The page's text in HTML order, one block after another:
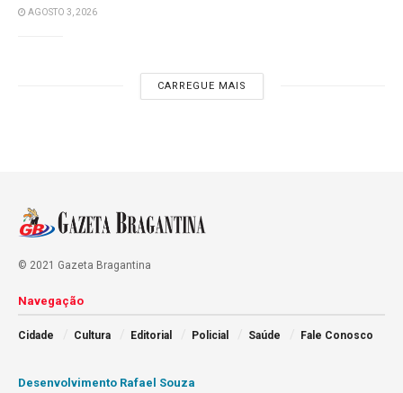
AGOSTO 3, 2026
CARREGUE MAIS
© 2021 Gazeta Bragantina
Navegação
Cidade Cultura Editorial Policial Saúde Fale Conosco
Desenvolvimento Rafael Souza